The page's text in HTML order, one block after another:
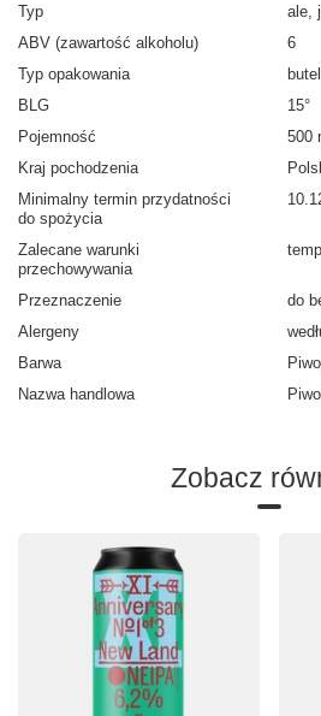
Typ
ale,
ABV (zawartość alkoholu)
6
Typ opakowania
BLG
15°
Pojemność
500
Kraj pochodzenia
Minimalny termin przydatności
do spożycia
Zalecane warunki
przechowywania
Przeznaczenie
do
Alergeny
Barwa
Nazwa handlowa
Zobacz